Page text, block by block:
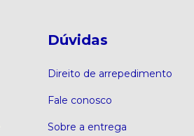
Dúvidas
Direito de arrepedimento
Fale conosco
Sobre a entrega